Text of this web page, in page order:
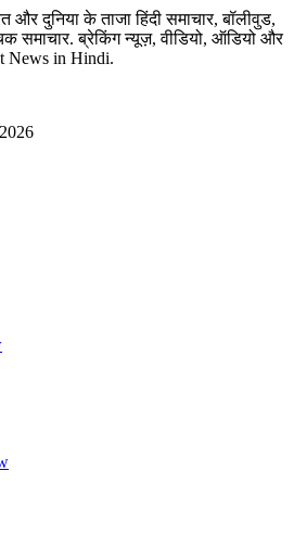
और दुनिया के ताजा हिंदी समाचार, बॉलीवुड,
ब्रेकिंग न्यूज़, वीडियो, ऑडियो और
News in Hindi.